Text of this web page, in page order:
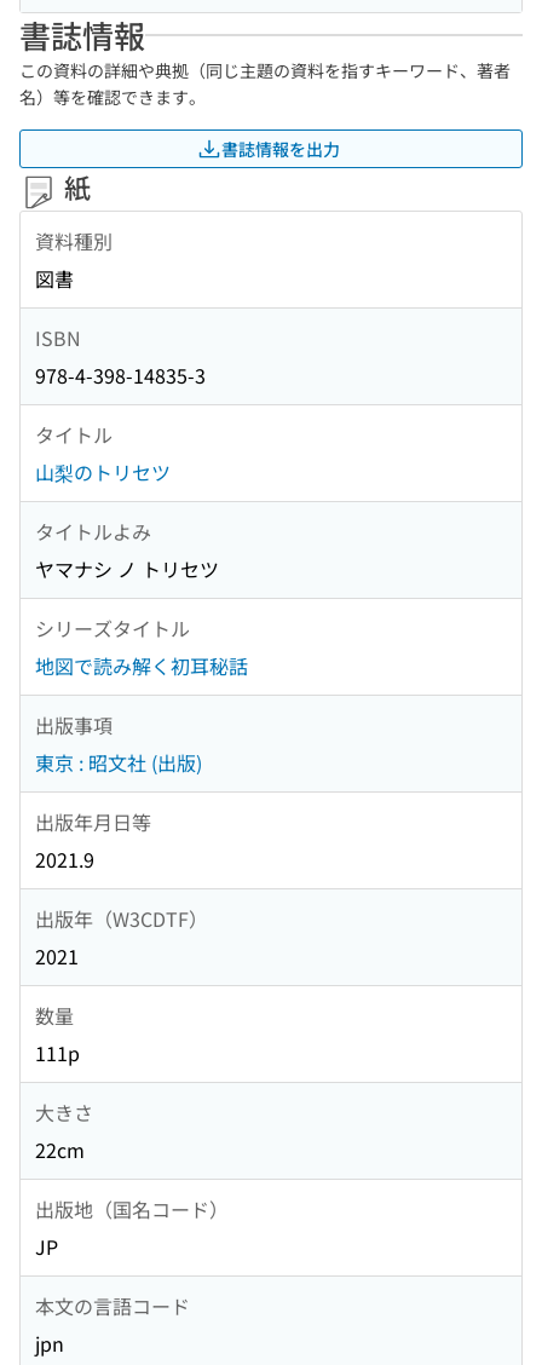
書誌情報
この資料の詳細や典拠（同じ主題の資料を指すキーワード、著者
名）等を確認できます。
書誌情報を出力
紙
資料種別
図書
ISBN
978-4-398-14835-3
タイトル
山梨のトリセツ
タイトルよみ
ヤマナシ ノ トリセツ
シリーズタイトル
地図で読み解く初耳秘話
出版事項
東京 : 昭文社 (出版)
出版年月日等
2021.9
出版年（W3CDTF）
2021
数量
111p
大きさ
22cm
出版地（国名コード）
JP
本文の言語コード
jpn